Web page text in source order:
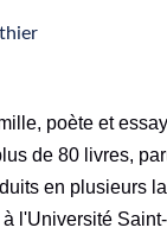
poète et
de 80 livres,
en plusieurs
l'Université